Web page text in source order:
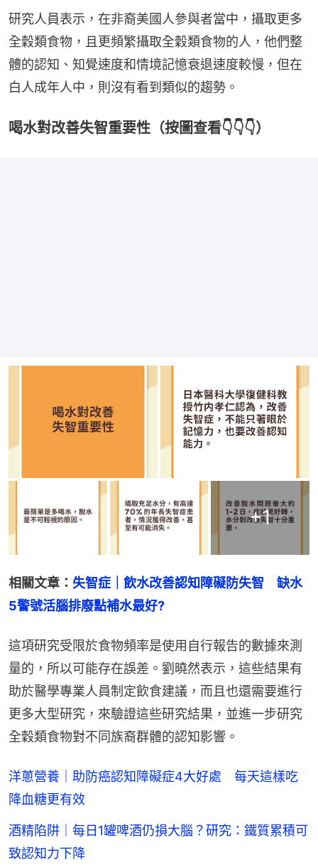
研究人員表示，在非裔美國人參與者當中，攝取更多
全穀類食物，且更頻繁攝取全穀類食物的人，他們整
體的認知、知覺速度和情境記憶衰退速度較慢，但在
白人成年人中，則沒有看到類似的趨勢。
喝水對改善失智重要性（按圖查看👇👇👇）
+1
相關文章： 失智症｜飲水改善認知障礙防失智　缺水
5警號活腦排廢點補水最好?
這項研究受限於食物頻率是使用自行報告的數據來測
量的，所以可能存在誤差。劉曉然表示，這些結果有
助於醫學專業人員制定飲食建議，而且也還需要進行
更多大型研究，來驗證這些研究結果，並進一步研究
全穀類食物對不同族裔群體的認知影響。
洋蔥營養｜助防癌認知障礙症4大好處 每天這樣吃
降血糖更有效
酒精陷阱｜每日1罐啤酒仍損大腦？研究：鐵質累積可
致認知力下降